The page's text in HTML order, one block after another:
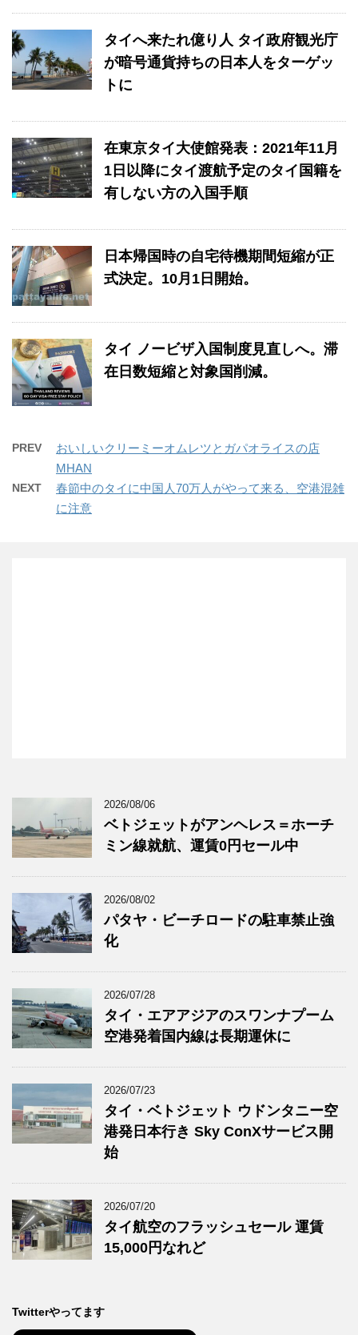
タイへ来たれ億り人 タイ政府観光庁
が暗号通貨持ちの日本人をターゲッ
トに
在東京タイ大使館発表：2021年11月
1日以降にタイ渡航予定のタイ国籍を
有しない方の入国手順
日本帰国時の自宅待機期間短縮が正
式決定。10月1日開始。
タイ ノービザ入国制度見直しへ。滞
在日数短縮と対象国削減。
PREV
おいしいクリーミーオムレツとガパオライスの店
MHAN
NEXT
春節中のタイに中国人70万人がやって来る、空港混雑
に注意
2026/08/06
ベトジェットがアンヘレス＝ホーチ
ミン線就航、運賃0円セール中
2026/08/02
パタヤ・ビーチロードの駐車禁止強
化
2026/07/28
タイ・エアアジアのスワンナプーム
空港発着国内線は長期運休に
2026/07/23
タイ・ベトジェット ウドンタニー空
港発日本行き Sky ConXサービス開
始
2026/07/20
タイ航空のフラッシュセール 運賃
15,000円なれど
Twitterやってます